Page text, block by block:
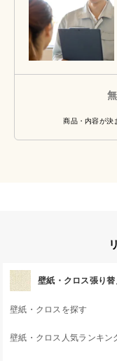
商品・内容が決
壁紙・クロス張り
壁紙・クロスを探す
壁紙・クロス人気ランキン